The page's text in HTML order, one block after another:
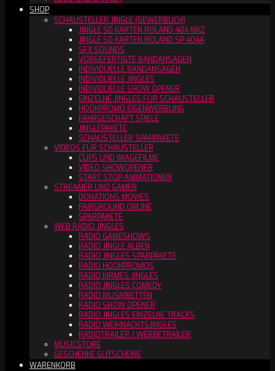
SHOP
SCHAUSTELLER JINGLE (GEWERBLICH)
JINGLE SD KARTEN ROLAND 404 MK2
JINGLE SD KARTEN ROLAND SP 404A
SFX SOUNDS
VORGEFERTIGTE BANDANSAGEN
INDIVIDUELLE BANDANSAGEN
INDIVIDUELLE JINGLES
INDIVIDUELLE SHOW OPENER
EINZELNE JINGLES FÜR SCHAUSTELLER
HOOKPROMO EIGENWERBUNG
FAHRGESCHÄFT SPIELE
JINGLEPAKETE
SCHAUSTELLER SPARPAKETE
VIDEOS FÜR SCHAUSTELLER
CLIPS UND IMAGEFILME
VIDEO SHOWOPENER
START STOP ANIMATIONEN
STREAMER UND GAMER
DONATIONS MOVIES
FAIRGROUND ONLINE
SPARPAKETE
WEB RADIO JINGLES
RADIO GAMESHOWS
RADIO JINGLE ALBEN
RADIO JINGLES SPARPAKETE
RADIO HOOKPROMOS
RADIO KIRMES JINGLES
RADIO JINGLES COMEDY
RADIO MUSIKBETTEN
RADIO SHOW OPENER
RADIO JINGLES EINZELNE TRACKS
RADIO WEIHNACHTSJINGLES
RADIOTRAILER / WERBETRAILER
MUSICSTORE
GESCHENKE GUTSCHEINE
WARENKORB